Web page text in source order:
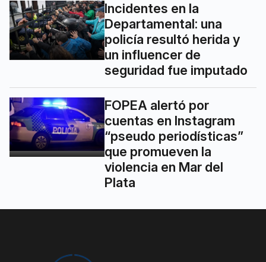
Incidentes en la
Departamental: una
policía resultó herida y
un influencer de
seguridad fue imputado
FOPEA alertó por
cuentas en Instagram
“pseudo periodísticas”
que promueven la
violencia en Mar del
Plata